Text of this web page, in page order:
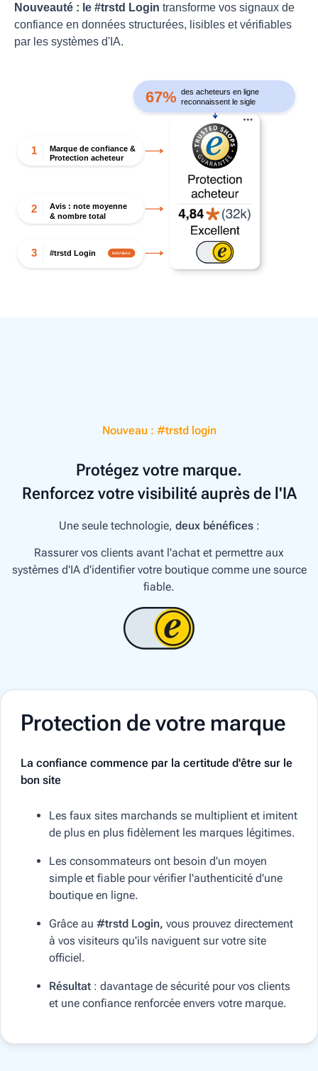
Nouveauté : le #trstd Login transforme vos signaux de
confiance en données structurées, lisibles et vérifiables
par les systèmes d'IA.
67% des acheteurs en ligne
reconnaissent le sigle
1 Marque de confiance &
Protection acheteur
2 Avis : note moyenne
& nombre total
3 #trstd Login NOUVEAU
Nouveau : #trstd login
Protégez votre marque.
Renforcez votre visibilité auprès de l'IA
Une seule technologie, deux bénéfices:
Rassurer vos clients avant l'achat et permettre aux
systèmes d'IA d'identifier votre boutique comme une source
fiable.
Protection de votre marque
La confiance commence par la certitude d'être sur le
bon site
Les faux sites marchands se multiplient et imitent
de plus en plus fidèlement les marques légitimes.
Les consommateurs ont besoin d'un moyen
simple et fiable pour vérifier l'authenticité d'une
boutique en ligne.
Grâce au #trstd Login, vous prouvez directement
à vos visiteurs qu'ils naviguent sur votre site
officiel.
Résultat : davantage de sécurité pour vos clients
et une confiance renforcée envers votre marque.